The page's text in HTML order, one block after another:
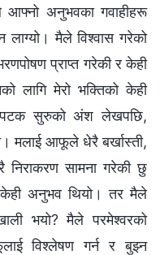
अनुभवका गवाहीहरू
मैले विश्‍वास गरेको
प्राप्त गरेकी र केही
मेरो भक्तिको केही
सुरुको अंश लेखपछि,
मलाई आफूले धेरै बर्खास्ती,
सामना गरेकी छु
अनुभव थियो। तर मैले
भयो? मैले परमेश्‍वरको
विश्‍लेषण गर्न र बुझ्‍न